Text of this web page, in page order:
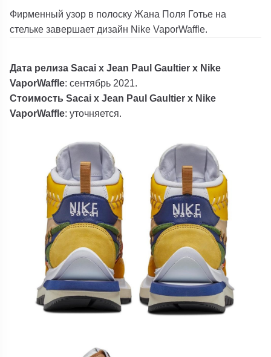
Фирменный узор в полоску Жана Поля Готье на
стельке завершает дизайн Nike VaporWaffle.
Дата релиза Sacai x Jean Paul Gaultier x Nike
VaporWaffle: сентябрь 2021.
Стоимость Sacai x Jean Paul Gaultier x Nike
VaporWaffle: уточняется.